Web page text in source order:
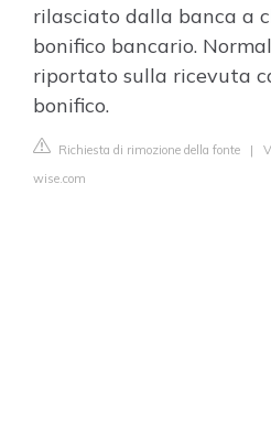
rilasciato dalla banca a
bonifico bancario.
riportato sulla ricevuta
bonifico.
Richiesta di rimozione della fonte |
wise.com